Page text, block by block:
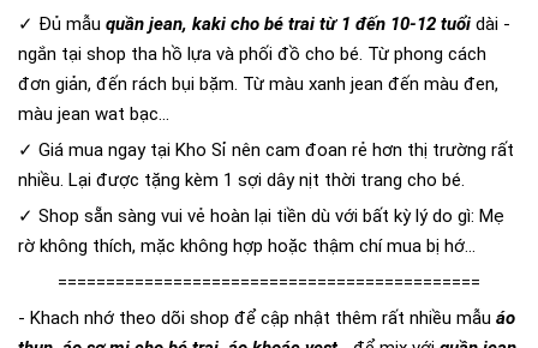
✓ Đủ mẫu quần jean, kaki cho bé trai từ 1 đến 10-12 tuổi dài -
ngắn tại shop tha hồ lựa và phối đồ cho bé. Từ phong cách
đơn giản, đến rách bụi bặm. Từ màu xanh jean đến màu đen,
màu jean wat bạc...
✓ Giá mua ngay tại Kho Sỉ nên cam đoan rẻ hơn thị trường rất
nhiều. Lại được tặng kèm 1 sợi dây nịt thời trang cho bé.
✓ Shop sẵn sàng vui vẻ hoàn lại tiền dù với bất kỳ lý do gì: Mẹ
rờ không thích, mặc không hợp hoặc thậm chí mua bị hớ...
============================================
- Khach nhớ theo dõi shop để cập nhật thêm rất nhiều mẫu áo